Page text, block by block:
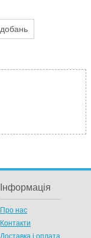
Інформація
Про нас
Контакти
Доставка і оплата